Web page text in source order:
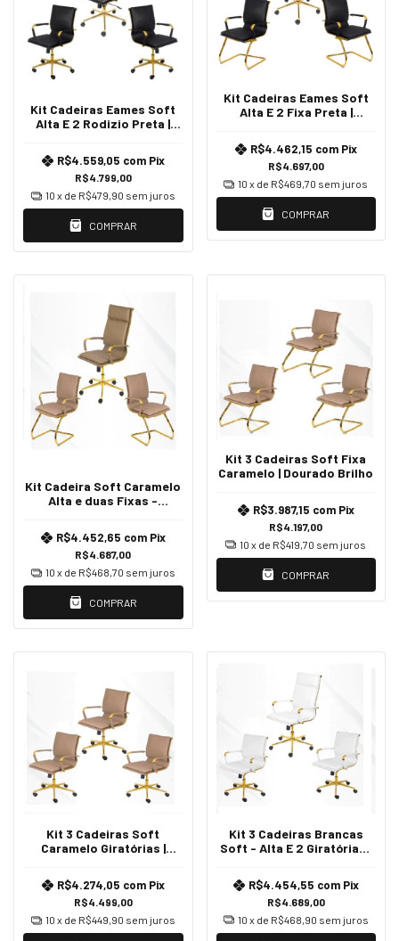
Kit Cadeiras Eames Soft
Alta E 2 Rodizio Preta |
R$4.799,00
R$4.559,05 com Pix
10 x de R$479,90 sem juros
COMPRAR
Kit Cadeiras Eames Soft
Alta E 2 Fixa Preta |
R$4.697,00
R$4.462,15 com Pix
10 x de R$469,70 sem juros
COMPRAR
Kit Cadeira Soft Caramelo
Alta e duas Fixas -
R$4.687,00
R$4.452,65 com Pix
10 x de R$468,70 sem juros
COMPRAR
Kit 3 Cadeiras Soft Fixa
Caramelo | Dourado Brilho
R$4.197,00
R$3.987,15 com Pix
10 x de R$419,70 sem juros
COMPRAR
Kit 3 Cadeiras Soft
Caramelo Giratórias |
R$4.499,00
R$4.274,05 com Pix
10 x de R$449,90 sem juros
Kit 3 Cadeiras Brancas
Soft - Alta E 2 Giratórias |
R$4.689,00
R$4.454,55 com Pix
10 x de R$468,90 sem juros